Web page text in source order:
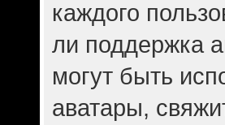
каждого
ли поддержка
могут быть
аватары,